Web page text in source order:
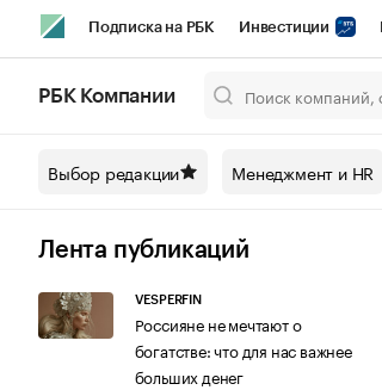
Подписка на РБК Инвестиции
Спецпроекты СПб Конференции
Технологии и медиа
РБК Компании
Выбор редакции Менеджмент и HR
Лента публикаций
VESPERFIN
Россияне не мечтают о
богатстве: что для нас важнее
больших денег